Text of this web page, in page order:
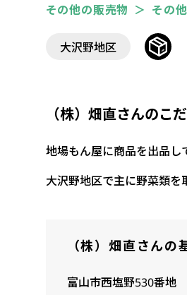
その他の販売物
その
大沢野地区
（株）畑直さんのこ
地場もん屋に商品を出品し
大沢野地区で主に野菜類を
（株）畑直さんの
富山市西塩野530番地